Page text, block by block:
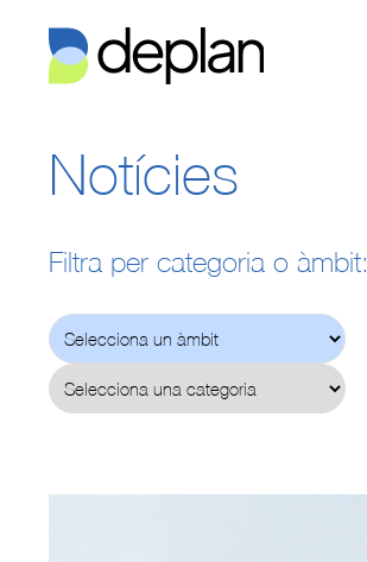
contingut
Notícies
Filtra per categoria o àmbit: